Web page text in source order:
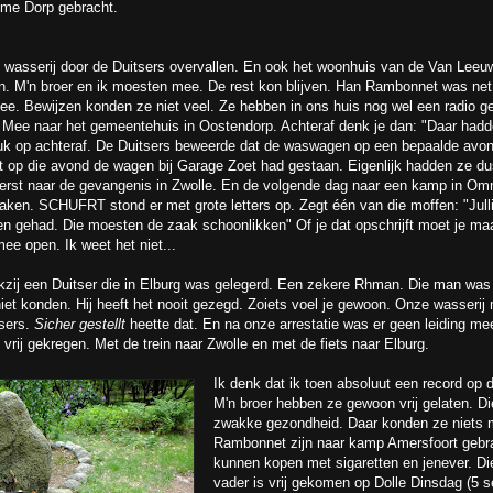
Dorp gebracht.
door de Duitsers overvallen. En ook het woonhuis van de Van
M'n broer en ik moesten mee. De rest kon blijven. Han Rambonnet was
Bewijzen konden ze niet veel. Ze hebben in ons huis nog wel een radio
naar het gemeentehuis in Oostendorp. Achteraf denk je dan: "Daar
op achteraf. De Duitsers beweerde dat de waswagen op een bepaalde
op die avond de wagen bij Garage Zoet had gestaan. Eigenlijk hadden ze
naar de gevangenis in Zwolle. En de volgende dag naar een kamp in
SCHUFRT stond er met grote letters op. Zegt één van die moffen:
gehad. Die moesten de zaak schoonlikken" Of je dat opschrijft moet je
open. Ik weet het niet...
een Duitser die in Elburg was gelegerd. Een zekere Rhman. Die man
konden. Hij heeft het nooit gezegd. Zoiets voel je gewoon. Onze wasserij
Sicher gestellt heette dat. En na onze arrestatie was er geen leiding
gekregen. Met de trein naar Zwolle en met de fiets naar Elburg.
Ik denk dat ik toen absoluut een record op
M'n broer hebben ze gewoon vrij gelaten.
zwakke gezondheid. Daar konden ze niets
Rambonnet zijn naar kamp Amersfoort
kunnen kopen met sigaretten en jenever.
vader is vrij gekomen op Dolle Dinsdag (5